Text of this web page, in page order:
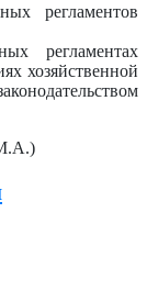
регламентов
регламентах
хозяйственной